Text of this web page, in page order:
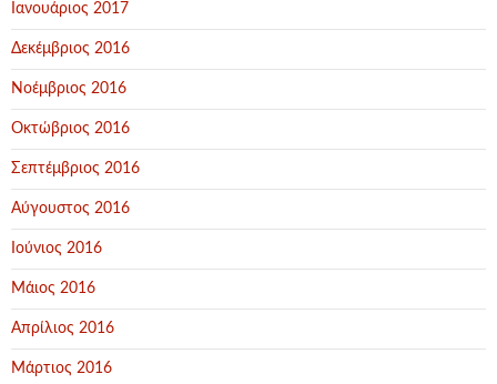
Ιανουάριος 2017
Δεκέμβριος 2016
Νοέμβριος 2016
Οκτώβριος 2016
Σεπτέμβριος 2016
Αύγουστος 2016
Ιούνιος 2016
Μάιος 2016
Απρίλιος 2016
Μάρτιος 2016